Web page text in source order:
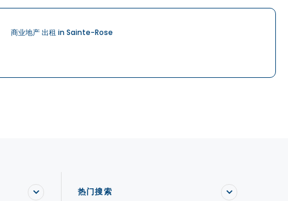
商业地产 出租 in Sainte-Rose
热门搜索